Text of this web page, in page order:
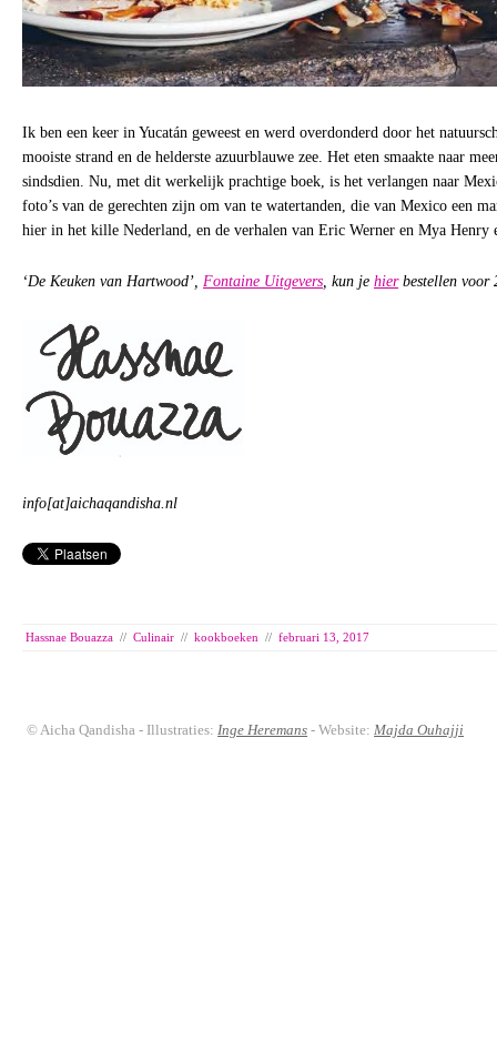
Ik ben een keer in Yucatán geweest en werd overdonderd door het
mooiste strand en de helderste azuurblauwe zee. Het eten smaakte naar
sindsdien. Nu, met dit werkelijk prachtige boek, is het verlangen naar
foto’s van de gerechten zijn om van te watertanden, die van Mexico een
hier in het kille Nederland, en de verhalen van Eric Werner en Mya Henry
‘De Keuken van Hartwood’, Fontaine Uitgevers , kun je hierbestellen voor
info[at]aichaqandisha.nl
Hassnae Bouazza // Culinair // kookboeken // februari 13, 2017
© Aicha Qandisha - Illustraties: Inge Heremans - Website: Majda Ouhajji